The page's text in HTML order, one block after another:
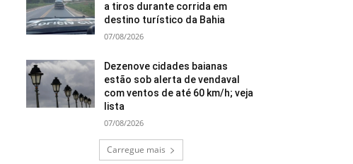
a tiros durante corrida em
destino turístico da Bahia
07/08/2026
Dezenove cidades baianas
estão sob alerta de vendaval
com ventos de até 60 km/h; veja
lista
07/08/2026
Carregue mais